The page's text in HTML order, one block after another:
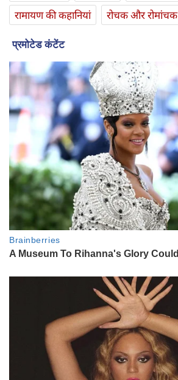
रामायण की कहानियां
रोचक और रोमांचक